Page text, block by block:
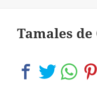
Tamales